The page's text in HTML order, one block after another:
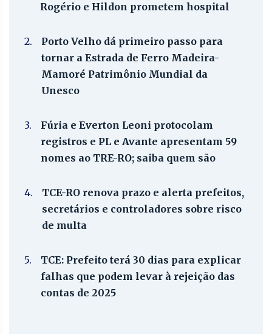
Rogério e Hildon prometem hospital
2.
Porto Velho dá primeiro passo para
tornar a Estrada de Ferro Madeira-
Mamoré Patrimônio Mundial da
Unesco
3.
Fúria e Everton Leoni protocolam
registros e PL e Avante apresentam 59
nomes ao TRE-RO; saiba quem são
4.
TCE-RO renova prazo e alerta prefeitos,
secretários e controladores sobre risco
de multa
5.
TCE: Prefeito terá 30 dias para explicar
falhas que podem levar à rejeição das
contas de 2025